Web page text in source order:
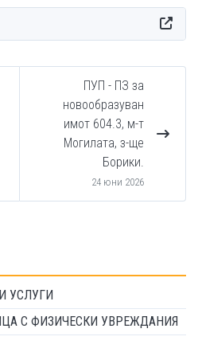
ПУП - ПЗ за
новообразуван
имот 604.3, м-т
Могилата, з-ще
Борики.
24 юни 2026
УСЛУГИ
С ФИЗИЧЕСКИ УВРЕЖДАНИЯ